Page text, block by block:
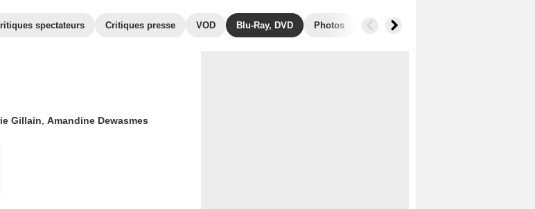
spectateurs Critiques presse VOD Blu-Ray, DVD Photos Secrets de tournage
Gillain Amandine Dewasmes